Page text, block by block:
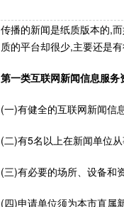
传播的新闻是纸质版本的,
质的平台却很少,主要还是
第一类互联网新闻信息服务
(一)有健全的互联网新闻信
(二)有5名以上在新闻单位
(三)有必要的场所、设备和
(四)申请单位须为本市直属